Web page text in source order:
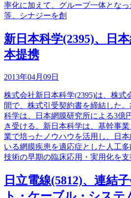
率化に加えて、グループ一体とな
等、シナジーを創
新日本科学(2395)、日
本提携
2013年04月09日
株式会社新日本科学(2395)は、株式
間で、株式引受契約書を締結した
科学は、日本網膜研究所による3億
き受ける。新日本科学は、基幹事
業で培ったノウハウを活用し、日
いる網膜疾患を適応症とした人工多
技術の早期の臨床応用・実用化を支
日立電線(5812)、連結